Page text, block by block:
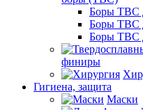
Боры ТВС
Боры ТВС
Боры ТВС
финиры
Гигиена, защита
Маски